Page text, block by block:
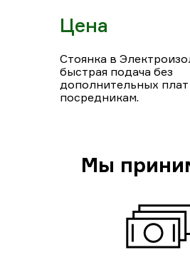
Цена
Стоянка в
быстрая подача без
дополнительных плат
посредникам.
Мы